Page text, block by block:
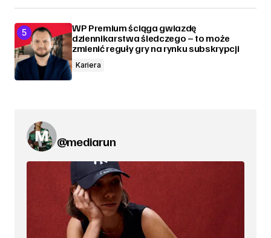
WP Premium ściąga gwiazdę
dziennikarstwa śledczego – to może
zmienić reguły gry na rynku subskrypcji
Kariera
@mediarun